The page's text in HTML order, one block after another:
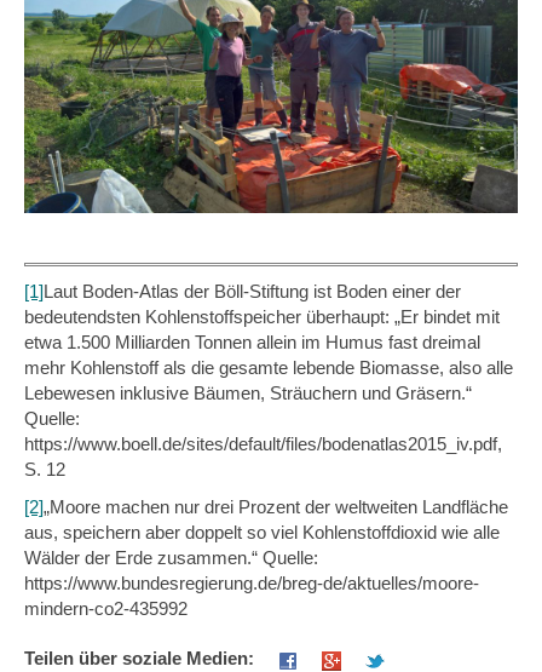
[1]Laut Boden-Atlas der Böll-Stiftung ist Boden einer der
bedeutendsten Kohlenstoffspeicher überhaupt: „Er bindet mit
etwa 1.500 Milliarden Tonnen allein im Humus fast dreimal
mehr Kohlenstoff als die gesamte lebende Biomasse, also alle
Lebewesen inklusive Bäumen, Sträuchern und Gräsern.“
Quelle:
https://www.boell.de/sites/default/files/bodenatlas2015_iv.pdf,
S. 12
[2]„Moore machen nur drei Prozent der weltweiten Landfläche
aus, speichern aber doppelt so viel Kohlenstoffdioxid wie alle
Wälder der Erde zusammen.“ Quelle:
https://www.bundesregierung.de/breg-de/aktuelles/moore-
mindern-co2-435992
Teilen über soziale Medien: